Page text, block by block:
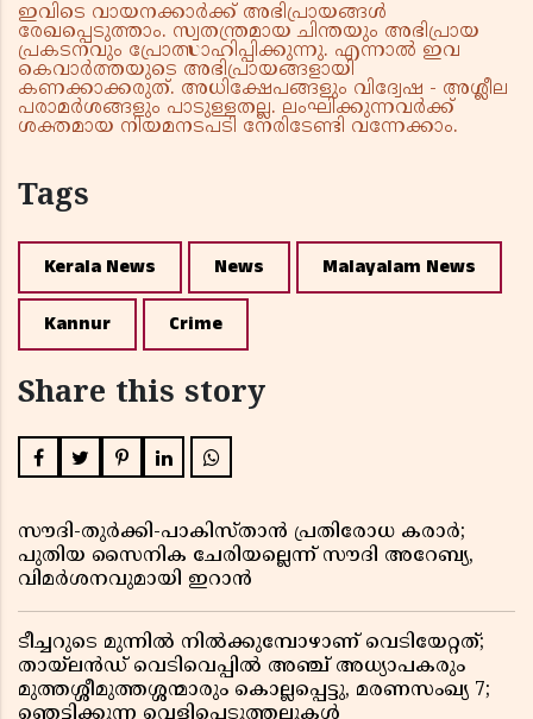
ഇവിടെ വായനക്കാർക്ക് അഭിപ്രായങ്ങൾ
രേഖപ്പെടുത്താം. സ്വതന്ത്രമായ ചിന്തയും അഭിപ്രായ
പ്രകടനവും പ്രോത്സാഹിപ്പിക്കുന്നു. എന്നാൽ ഇവ
കെവാർത്തയുടെ അഭിപ്രായങ്ങളായി
കണക്കാക്കരുത്. അധിക്ഷേപങ്ങളും വിദ്വേഷ - അശ്ലീല
പരാമർശങ്ങളും പാടുള്ളതല്ല. ലംഘിക്കുന്നവർക്ക്
ശക്തമായ നിയമനടപടി നേരിടേണ്ടി വന്നേക്കാം.
Tags
Kerala News News Malayalam News
Kannur Crime
Share this story
സൗദി-തുർക്കി-പാകിസ്താൻ പ്രതിരോധ കരാർ;
പുതിയ സൈനിക ചേരിയല്ലെന്ന് സൗദി അറേബ്യ,
വിമർശനവുമായി ഇറാൻ
ടീച്ചറുടെ മുന്നിൽ നിൽക്കുമ്പോഴാണ് വെടിയേറ്റത്;
തായ്‌ലൻഡ് വെടിവെപ്പിൽ അഞ്ച് അധ്യാപകരും
മുത്തശ്ശീമുത്തശ്ശന്മാരും കൊല്ലപ്പെട്ടു, മരണസംഖ്യ 7;